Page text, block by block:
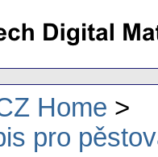
Home
pro